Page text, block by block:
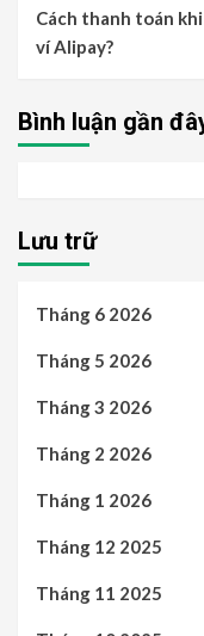
Cách thanh toán
ví Alipay?
Bình luận gần
Lưu trữ
Tháng 6 2026
Tháng 5 2026
Tháng 3 2026
Tháng 2 2026
Tháng 1 2026
Tháng 12 2025
Tháng 11 2025